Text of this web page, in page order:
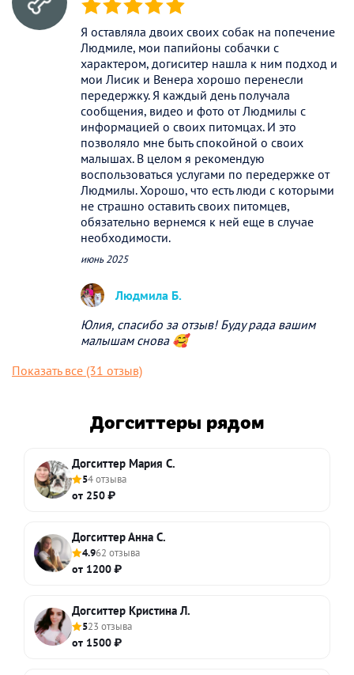
(*) (*) (*) (*) (*)
Я оставляла двоих своих собак на попечение
Людмиле, мои папийоны собачки с
характером, догиситер нашла к ним подход и
мои Лисик и Венера хорошо перенесли
передержку. Я каждый день получала
сообщения, видео и фото от Людмилы с
информацией о своих питомцах. И это
позволяло мне быть спокойной о своих
малышах. В целом я рекомендую
воспользоваться услугами по передержке от
Людмилы. Хорошо, что есть люди с которыми
не страшно оставить своих питомцев,
обязательно вернемся к ней еще в случае
необходимости.
июнь 2025
Людмила Б.
Юлия, спасибо за отзыв! Буду рада вашим
малышам снова 🥰
Показать все (31 отзыв)
Догситтеры рядом
Догситтер Мария С.
54 отзыва
от 250 ₽
Догситтер Анна С.
4.962 отзыва
от 1200 ₽
Догситтер Кристина Л.
523 отзыва
от 1500 ₽